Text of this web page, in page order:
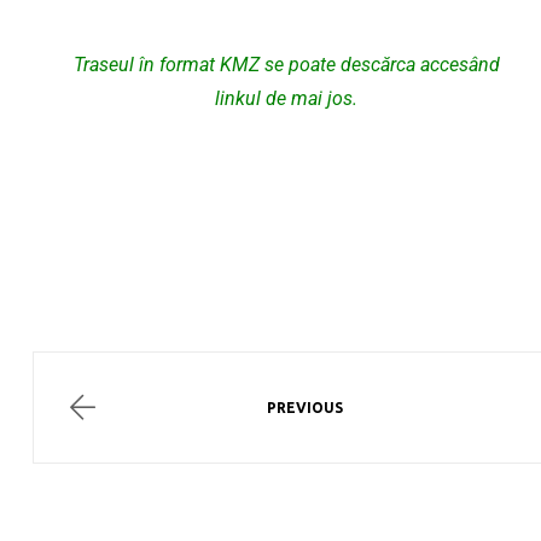
Traseul în format KMZ se poate descărca accesând
linkul de mai jos.
PREVIOUS